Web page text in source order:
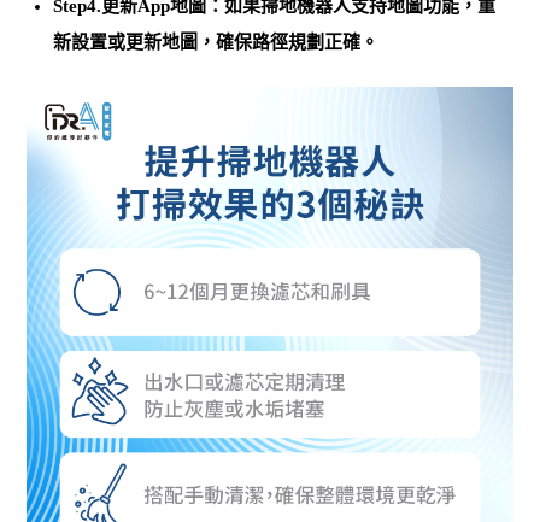
Step4.更新App地圖：如果掃地機器人支持地圖功能，重
新設置或更新地圖，確保路徑規劃正確 。